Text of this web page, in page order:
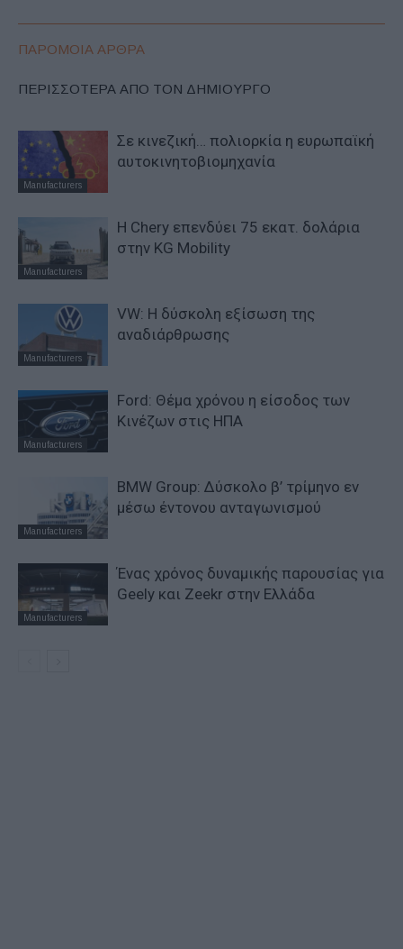
ΠΑΡΟΜΟΙΑ ΑΡΘΡΑ
ΠΕΡΙΣΣΟΤΕΡΑ ΑΠΟ ΤΟΝ ΔΗΜΙΟΥΡΓΟ
Manufacturers
Σε κινεζική… πολιορκία η ευρωπαϊκή
αυτοκινητοβιομηχανία
Manufacturers
Η Chery επενδύει 75 εκατ. δολάρια
στην KG Mobility
Manufacturers
VW: Η δύσκολη εξίσωση της
αναδιάρθρωσης
Manufacturers
Ford: Θέμα χρόνου η είσοδος των
Κινέζων στις ΗΠΑ
Manufacturers
BMW Group: Δύσκολο β’ τρίμηνο εν
μέσω έντονου ανταγωνισμού
Manufacturers
Ένας χρόνος δυναμικής παρουσίας για
Geely και Zeekr στην Ελλάδα